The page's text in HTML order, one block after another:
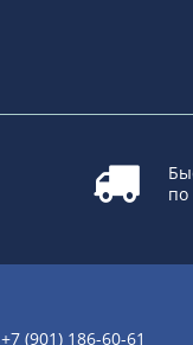
по
+7 (901) 186-60-61